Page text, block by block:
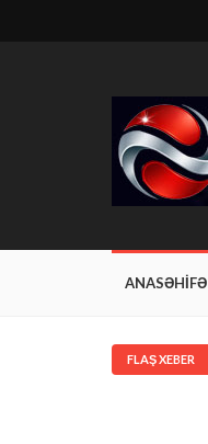
ANASƏHİFƏ
FLAŞ XEBER